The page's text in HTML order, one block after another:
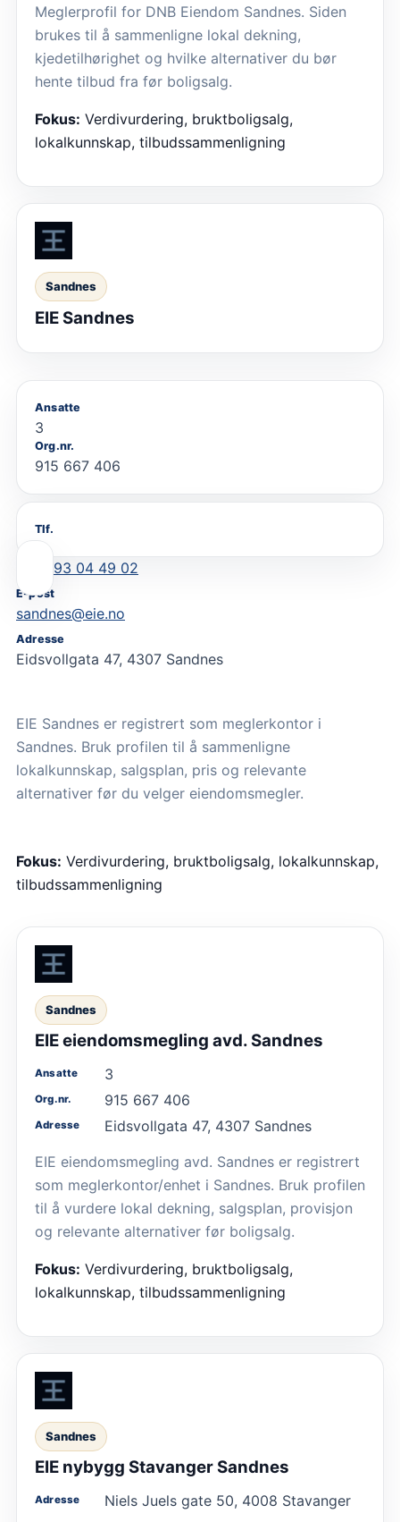
Meglerprofil for DNB Eiendom Sandnes. Siden
brukes til å sammenligne lokal dekning,
kjedetilhørighet og hvilke alternativer du bør
hente tilbud fra før boligsalg.
Fokus: Verdivurdering, bruktboligsalg,
lokalkunnskap, tilbudssammenligning
Sandnes
EIE Sandnes
Ansatte
3
Org.nr.
915 667 406
Tlf.
93 04 49 02
E-post
sandnes@eie.no
Adresse
Eidsvollgata 47, 4307 Sandnes
EIE Sandnes er registrert som meglerkontor i
Sandnes. Bruk profilen til å sammenligne
lokalkunnskap, salgsplan, pris og relevante
alternativer før du velger eiendomsmegler.
Fokus: Verdivurdering, bruktboligsalg, lokalkunnskap,
tilbudssammenligning
Sandnes
EIE eiendomsmegling avd. Sandnes
Ansatte 3
Org.nr. 915 667 406
Adresse
Eidsvollgata 47, 4307 Sandnes
EIE eiendomsmegling avd. Sandnes er registrert
som meglerkontor/enhet i Sandnes. Bruk profilen
til å vurdere lokal dekning, salgsplan, provisjon
og relevante alternativer før boligsalg.
Fokus: Verdivurdering, bruktboligsalg,
lokalkunnskap, tilbudssammenligning
Sandnes
EIE nybygg Stavanger Sandnes
Adresse Niels Juels gate 50, 4008 Stavanger